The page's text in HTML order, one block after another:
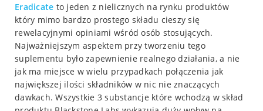
Eradicate to jeden z nielicznych na rynku produktów
który mimo bardzo prostego składu cieszy się
rewelacyjnymi opiniami wśród osób stosujących.
Najważniejszym aspektem przy tworzeniu tego
suplementu było zapewnienie realnego działania, a nie
jak ma miejsce w wielu przypadkach połączenia jak
największej ilości składników w nic nie znaczących
dawkach. Wszystkie 3 substancje które wchodzą w skład